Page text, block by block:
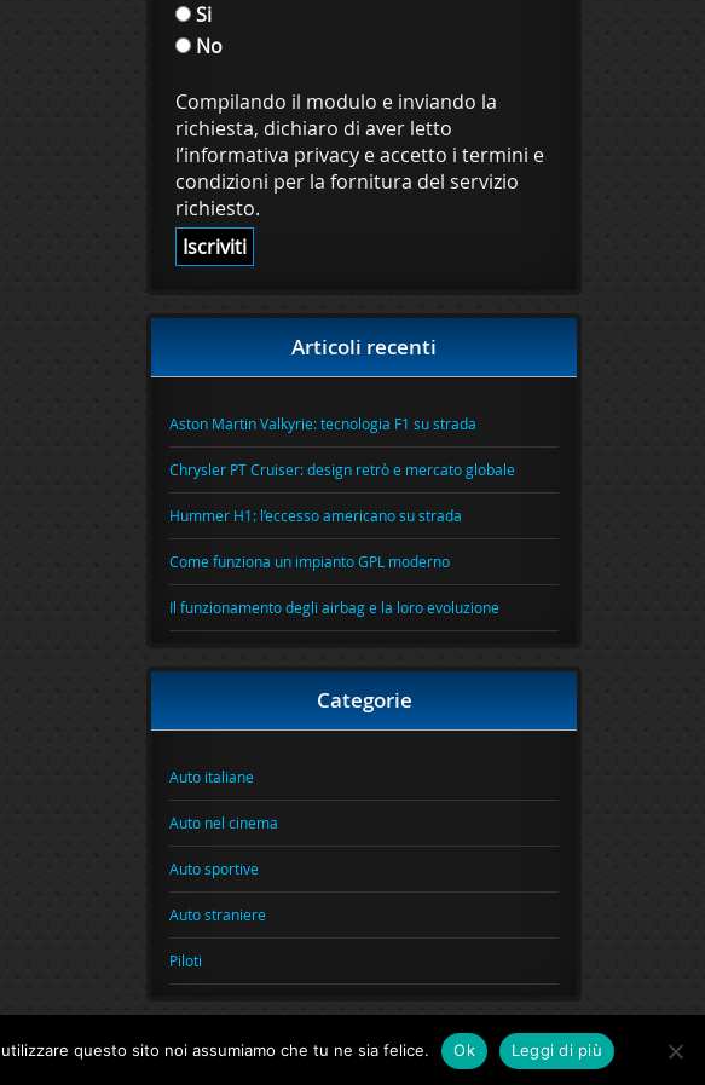
Si
No
Compilando il modulo e inviando la
richiesta, dichiaro di aver letto
l’informativa privacy e accetto i termini e
condizioni per la fornitura del servizio
richiesto.
Articoli recenti
Aston Martin Valkyrie: tecnologia F1 su strada
Chrysler PT Cruiser: design retrò e mercato globale
Hummer H1: l’eccesso americano su strada
Come funziona un impianto GPL moderno
Il funzionamento degli airbag e la loro evoluzione
Categorie
Auto italiane
Auto nel cinema
Auto sportive
Auto straniere
Piloti
questo sito noi assumiamo che tu ne sia felice. Ok Leggi di più